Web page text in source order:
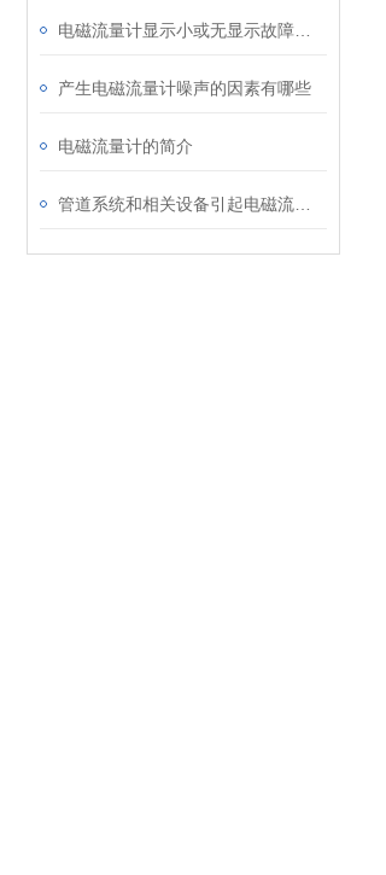
产生电磁流量计噪声的因素有哪些
电磁流量计的简介